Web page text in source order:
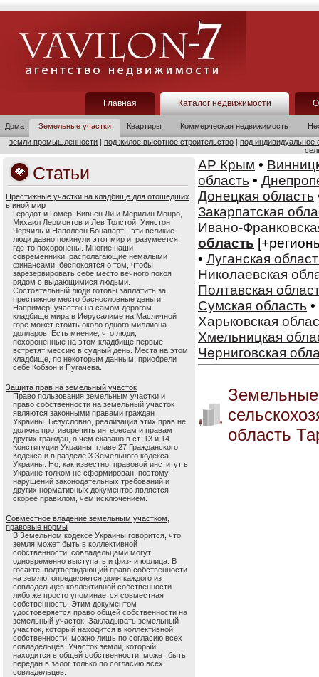
Главная Каталог недвижимости
Дома Земельные участки Квартиры Коммерческая недвижимость
земли промышленности | под жилое высотное строительство | под индивидуальное
Статьи
Престижные участки на кладбище для отошедших
в иной мир
Геродот и Гомер, Вивьен Ли и Мерилин Монро,
Михаил Лермонтов и Лев Толстой, Уинстон
Черчиль и Наполеон Бонапарт - эти великие
люди давно покинули этот мир и, разумеется,
где-то похоронены. Многие наши
современники, располагающие немалыми
финансами, беспокоятся о том, чтобы
зарезервировать себе место вечного покоя
рядом с выдающимися людьми.
Состоятельный люди готовы заплатить за
престижное место баснословные деньги.
Например, участок на самом дорогом
кладбище мира в Иерусалиме на Масличной
горе может стоить около одного миллиона
долларов. Есть мнение, что люди,
похороненные на этом кладбище первые
встретят мессию в судный день. Места на этом
кладбище, по некоторым данным, приобрели
себе Кобзон и Пугачева.
Защита прав на земельный участок
Право пользования земельным участки и
право собственности на земельный участок
являются законными правами граждан
Украины. Безусловно, реализация этих прав не
должна противоречить интересам и правам
других граждан, о чем сказано в ст. 13 и 14
Конституции Украины, главе 27 Гражданского
Кодекса и в разделе 3 Земельного кодекса
Украины. Но, как известно, правовой институт в
Украине толком не сформирован, поэтому
нарушений законодательных требований и
других нормативных документов является
скорее правилом, чем исключением.
Совместное владение земельным участком,
правовые нормы
В Земельном кодексе Украины говорится, что
земля может быть в коллективной
собственности, совладельцами могут
одновременно выступать и физ- и юрлица. В
госакте, подтверждающий право собственности
на землю, определяется доля каждого из
совладельцев коллективной собственности
либо же просто упоминается совместная
собственность. Этим документом
удостоверяется право общей собственности на
земельный участок. Закладывать земельный
участок, который находится в коллективной
собственности, можно лишь по согласию всех
совладельцев. Участок земли, который
находится в общей собственности, может быть
передан в залог только по согласию всех
совладельцев.
АР Крым •
область •
Донецкая область
Закарпатская
Ивано-
область
• Луганская
Николаевская
Полтавская
Сумская область •
Харьковская
Хмельницкая
Черниговская
Земельные
область